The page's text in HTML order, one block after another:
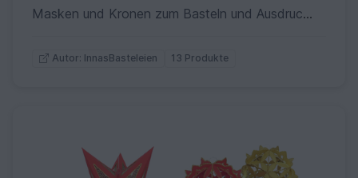
Masken und Kronen zum Basteln und Ausdrucken
Autor: InnasBasteleien 13 Produkte